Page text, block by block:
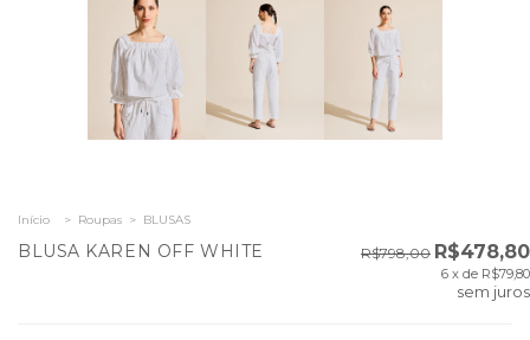
Início > Roupas > BLUSAS
BLUSA KAREN OFF WHITE R$798,00 R$478,80
6 x de R$79,80
sem juros